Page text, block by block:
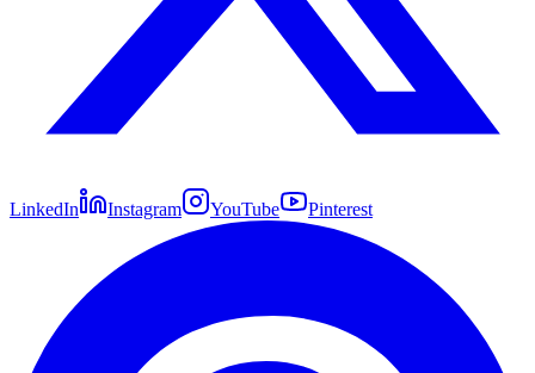
LinkedIn Instagram YouTube Pinterest